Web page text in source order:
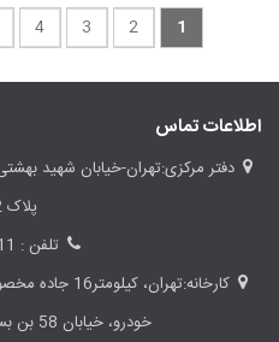
1
2
3
4
اطلاعات تماس
دفتر مرکزی:تهران-خیابان شهید
پلاک 22
تلفن : 02182711
خودرو، خیابان 58 بن بست آبان، چهارم غربی